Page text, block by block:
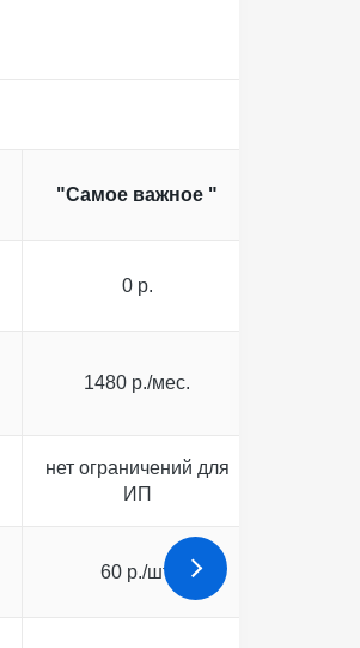
"Самое важное "
0 р.
1480 р./мес.
нет ограничений для
ИП
60 р./шт.